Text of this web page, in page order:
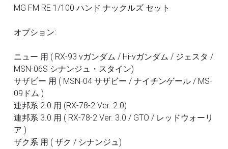
すべてのカテゴリー
メタルパーツ
MG と 1/100 改造キット
その他
UC
PG RG HG SD 改造キット
フレームアームズ ガール / メガミデバイス
改造パーツ
塗装済パーツ
全商品のリスト
検索
MG FM RE 1/100 ハンド ナックルズ セット
オプション:
ニュー 用 ( RX-93 νガンダム / Hi-νガンダム / ジェスタ /
MSN-06S シナンジュ・スタイン)
サザビー 用 ( MSN-04 サザビー / ナイチンゲール / MS-
09ドム )
連邦系 2.0 用 (RX-78-2 Ver. 2.0)
連邦系 3.0 用 ( RX-78-2 Ver. 3.0 / GTO / レッドウォーリ
ア )
ザク系 用 ( ザク / シナンジュ)